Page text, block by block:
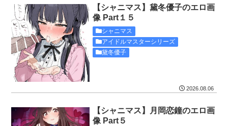
【シャニマス】黛冬優子のエロ画
像 Part１５
シャニマス
アイドルマスターシリーズ
黛冬優子
2026.08.06
【シャニマス】月岡恋鐘のエロ画
像 Part５